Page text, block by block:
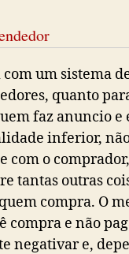
um sistema
quanto
faz anuncio e
inferior,
com o
tantas outras
compra. O
compra e não
negativar e,